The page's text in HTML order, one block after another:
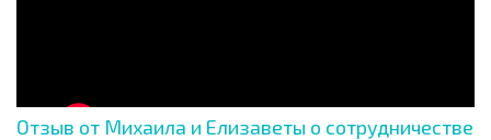
Отзыв от Михаила и Елизаветы о сотрудничестве